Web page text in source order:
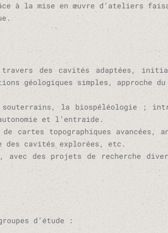
à la mise en œuvre d’ateliers
travers des cavités adaptées,
géologiques simples, approche
souterrains, la biospéléologie ;
et l’entraide.
cartes topographiques avancées,
cavités explorées, etc.
des projets de recherche
d’étude :